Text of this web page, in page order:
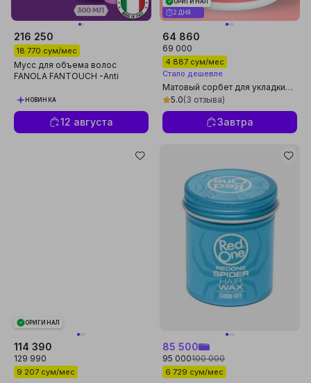
216 250
18 770 сум/мес
Мусс для объема волос
FANOLA FANTOUCH -Anti
НОВИНКА
12 августа
2 ДНЯ
64 860
69 000
4 887 сум/мес
Стало дешевле
Матовый сорбет для укладки
волос TEFIASTYLEUP,
эластичная фиксация,
профессиональный 75 мл
5.0(3 отзыва)
Завтра
ОРИГИНАЛ
114 390
129 990
9 207 сум/мес
85 500
95 000100 000
6 729 сум/мес